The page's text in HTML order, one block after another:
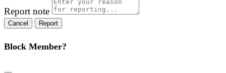
Report note
Report
Block Member?